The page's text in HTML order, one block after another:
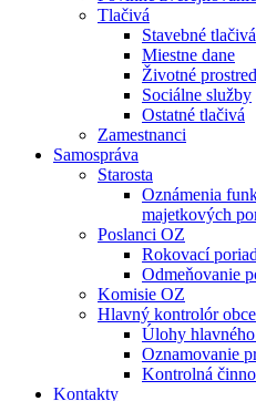
Tlačivá
Stavebné tlačivá
Miestne dane
Životné
Sociálne služby
Ostatné tlačivá
Zamestnanci
Samospráva
Starosta
Oznámenia
majetkových
Poslanci OZ
Rokovací
Odmeňovanie
Komisie OZ
Hlavný kontrolór obce
Úlohy
Oznamovanie
Kontrolná
Kontakty